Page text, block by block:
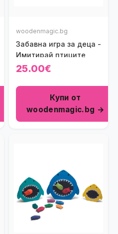
woodenmagic.bg
Забавна игра за деца -
Имитирай птиците
25.00€
Купи от
woodenmagic.bg →